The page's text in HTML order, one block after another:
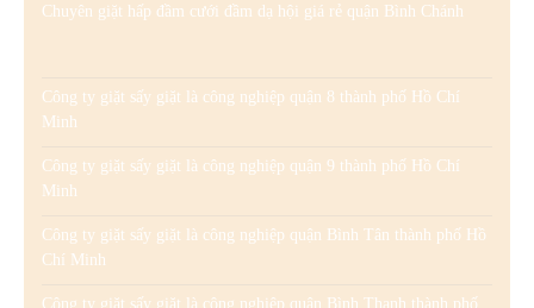
Chuyên giặt hấp đầm cưới đầm dạ hội giá rẻ quận Bình Chánh
Công ty giặt sấy giặt là công nghiệp quận 8 thành phố Hồ Chí
Minh
Công ty giặt sấy giặt là công nghiệp quận 9 thành phố Hồ Chí
Minh
Công ty giặt sấy giặt là công nghiệp quận Bình Tân thành phố Hồ
Chí Minh
Công ty giặt sấy giặt là công nghiệp quận Bình Thạnh thành phố